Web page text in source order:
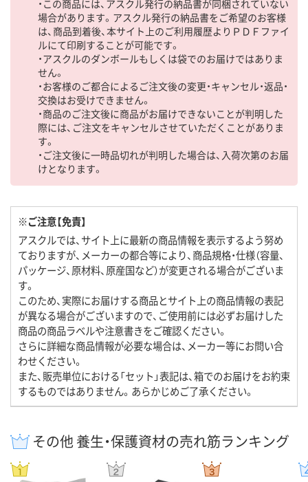
・この商品には、アスクル発行の納品書が同梱されていない
場合があります。アスクル発行の納品書をご希望のお客様
は、商品到着後、本サイト上のご利用履歴よりＰＤＦファイ
ルにて印刷することが可能です。
・アスクルのダンボールもしくは袋でのお届けではありま
せん。
・お客様のご都合によるご注文後の変更・キャンセル・返品・
交換はお受けできません。
・商品のご注文後に商品がお届けできないことが判明した
際には、ご注文をキャンセルさせていただくことがありま
す。
・ご注文後に一時品切れが判明した場合は、入荷次第のお届
けとなります。
※ご注意【免責】
アスクルでは、サイト上に最新の商品情報を表示するよう努め
ておりますが、メーカーの都合等により、商品規格・仕様（容量、
パッケージ、原材料、原産国など）が変更される場合がございま
す。
このため、実際にお届けする商品とサイト上の商品情報の表記
が異なる場合がございますので、ご使用前には必ずお届けした
商品の商品ラベルや注意書きをご確認ください。
さらに詳細な商品情報が必要な場合は、メーカー等にお問い合
わせください。
また、販売単位における「セット」表記は、箱でのお届けをお約束
するものではありません。あらかじめご了承ください。
その他 養生・保護資材の売れ筋ランキング